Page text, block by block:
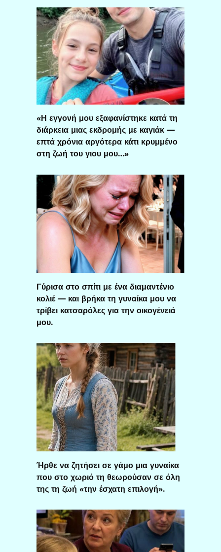
«Η εγγονή μου εξαφανίστηκε κατά τη
διάρκεια μιας εκδρομής με καγιάκ —
επτά χρόνια αργότερα κάτι κρυμμένο
στη ζωή του γιου μου…»
Γύρισα στο σπίτι με ένα διαμαντένιο
κολιέ — και βρήκα τη γυναίκα μου να
τρίβει κατσαρόλες για την οικογένειά
μου.
Ήρθε να ζητήσει σε γάμο μια γυναίκα
που στο χωριό τη θεωρούσαν σε όλη
της τη ζωή «την έσχατη επιλογή».